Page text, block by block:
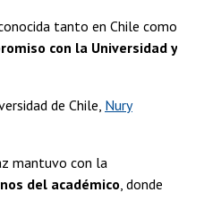
tanto en Chile como
con la Universidad y
de Chile, Nury
mantuvo con la
del académico , donde